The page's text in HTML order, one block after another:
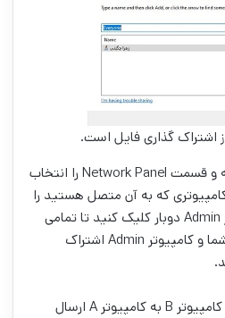
اشتراک گذاری فایل است.
حال به سراغ کامپیوتر B رفته و قسمت Network Panel را انتخاب
که به آن متصل هستید را
مشاهده کنید. روی کامپیوتر Admin دوبار کلیک کنید تا تمامی
فایل‌هایی که بین کامپیوتر شما و کامپیوتر Admin اشتراک
برای اینکه بتوانید فایلی را از کامپیوتر B به کامپیوتر A ارسال